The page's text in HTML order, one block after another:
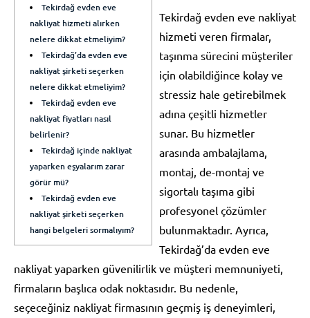
Tekirdağ evden eve
nakliyat hizmeti alırken
nelere dikkat etmeliyim?
Tekirdağ’da evden eve
nakliyat şirketi seçerken
nelere dikkat etmeliyim?
Tekirdağ evden eve
nakliyat fiyatları nasıl
belirlenir?
Tekirdağ içinde nakliyat
yaparken eşyalarım zarar
görür mü?
Tekirdağ evden eve
nakliyat şirketi seçerken
hangi belgeleri sormalıyım?
Tekirdağ evden eve nakliyat
hizmeti veren firmalar,
taşınma sürecini müşteriler
için olabildiğince kolay ve
stressiz hale getirebilmek
adına çeşitli hizmetler
sunar. Bu hizmetler
arasında ambalajlama,
montaj, de-montaj ve
sigortalı taşıma gibi
profesyonel çözümler
bulunmaktadır. Ayrıca,
Tekirdağ’da evden eve
nakliyat yaparken güvenilirlik ve müşteri memnuniyeti,
firmaların başlıca odak noktasıdır. Bu nedenle,
seçeceğiniz nakliyat firmasının geçmiş iş deneyimleri,